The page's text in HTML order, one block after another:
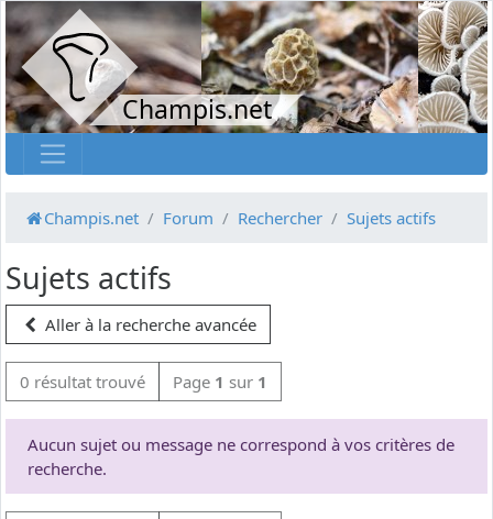
Champis.net
Champis.net Forum Rechercher Sujets actifs
Sujets actifs
Aller à la recherche avancée
0 résultat trouvé Page 1 sur 1
Aucun sujet ou message ne correspond à vos critères de
recherche.